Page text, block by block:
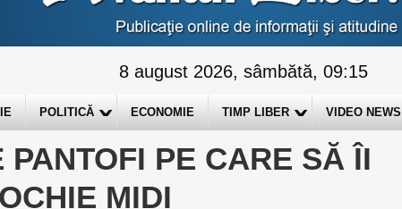
8 august 2026, sâmbătă, 09:15
POLITICĂ ECONOMIE TIMP LIBER VIDEO NEWS
PANTOFI PE CARE SĂ ÎI
MIDI